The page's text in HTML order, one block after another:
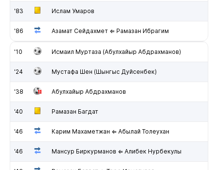
'83 Ислам Умаров
'86 Азамат Сейдахмет ⇐ Рамазан Ибрагим
'10 Исмаил Муртаза (Абулхайыр Абдрахманов)
'24 Мустафа Шен (Шынгыс Дуйсенбек)
'38 Абулхайыр Абдрахманов
'40 Рамазан Багдат
'46 Карим Махаметжан ⇐ Абылай Толеухан
'46 Мансур Биркурманов ⇐ Алибек Нурбекулы